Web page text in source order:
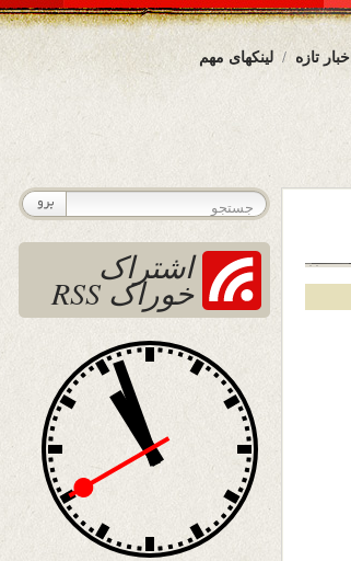
لینکهای مهم اخبار تازه
اشتراک
خوراک RSS